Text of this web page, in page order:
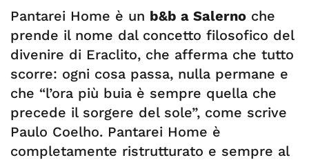
Pantarei Home è un b&b a Salerno che
prende il nome dal concetto filosofico del
divenire di Eraclito, che afferma che tutto
scorre: ogni cosa passa, nulla permane e
che “l’ora più buia è sempre quella che
precede il sorgere del sole”, come scrive
Paulo Coelho. Pantarei Home è
completamente ristrutturato e sempre al